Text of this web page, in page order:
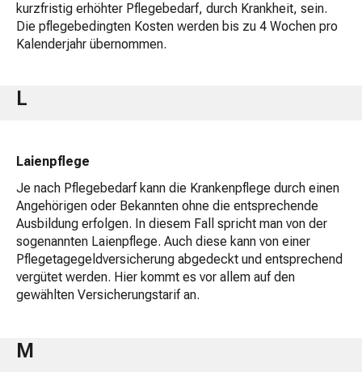
kurzfristig erhöhter Pflegebedarf, durch Krankheit, sein.
Die pflegebedingten Kosten werden bis zu 4 Wochen pro
Kalenderjahr übernommen.
L
Laienpflege
Je nach Pflegebedarf kann die Krankenpflege durch einen
Angehörigen oder Bekannten ohne die entsprechende
Ausbildung erfolgen. In diesem Fall spricht man von der
sogenannten Laienpflege. Auch diese kann von einer
Pflegetagegeldversicherung abgedeckt und entsprechend
vergütet werden. Hier kommt es vor allem auf den
gewählten Versicherungstarif an.
M